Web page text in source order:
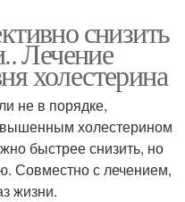
снизить
Лечение
холестерина
не в порядке,
холестерином
быстрее снизить, но
Совместно с лечением,
жизни.